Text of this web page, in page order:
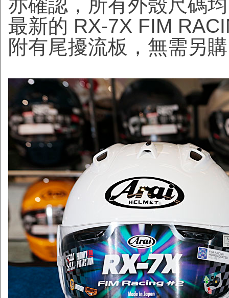
亦確認，所有外殼尺碼
最新的 RX-7X FIM
附有尾擾流板，無需另